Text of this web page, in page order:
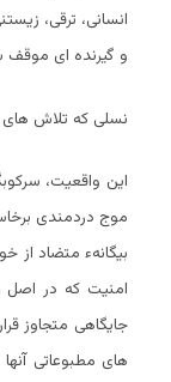
انسانی، ترقی،
و گیرنده ای موقف
نسلی که تلاش
این واقعیت،
موج دردمندی
بیگانهء متضاد از
امنیت که در اصل
جایگاهی متجاوز
های مطبوعاتی